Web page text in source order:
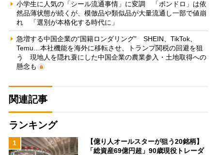
小学生に人気の「シール流通事情」に変調 「ボンドロ」は依
然品薄状態が続くが、模倣品や類似品が大量流通し一部で値崩
れ 「選別が本格化する時代に」
急増する中国企業の“国籍ロンダリング” SHEIN、TikTok、
Temu…本社機能を海外に移転させ、トランプ関税の回避を狙
う 現地人を隠れ蓑にした中国企業の農業参入・土地取得への
懸念も
関連記事
ランキング
1
【億り人オールスターが狙う20銘柄】
「総資産69億円超」90歳現役トレーダ